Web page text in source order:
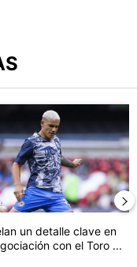
Esparza señaló el
de tendencia con
un detalle clave en
con el Toro ...